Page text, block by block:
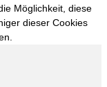
Möglichkeit, diese
dieser Cookies